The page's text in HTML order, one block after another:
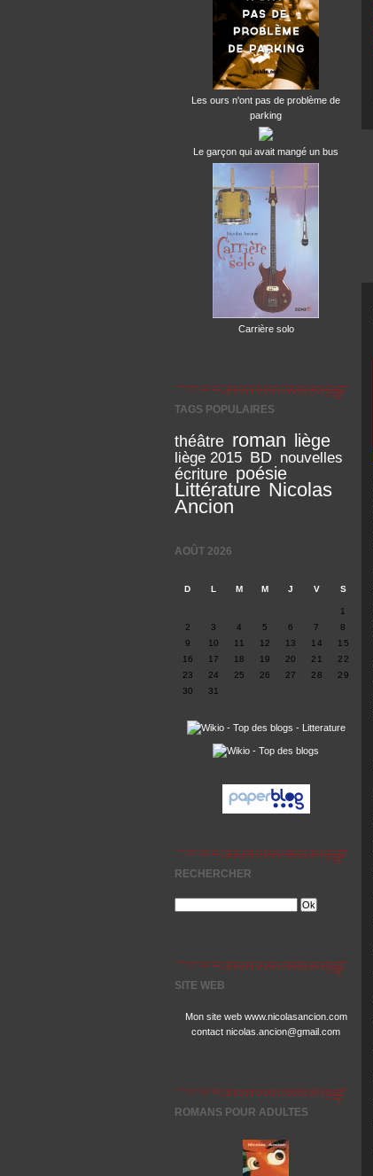
Les ours n'ont pas de problème de
parking
Le garçon qui avait mangé un bus
Carrière solo
TAGS POPULAIRES
théâtre roman liège
liège 2015 BD nouvelles
écriture poésie
Littérature Nicolas
Ancion
AOÛT 2026
D L M M J V S
1
2
3 4 5 6 7
8
9
10 11 12 13 14
15
16
17 18 19 20 21
22
23
24 25 26 27 28
29
30
31
RECHERCHER
SITE WEB
Mon site web www.nicolasancion.com
contact nicolas.ancion@gmail.com
ROMANS POUR ADULTES